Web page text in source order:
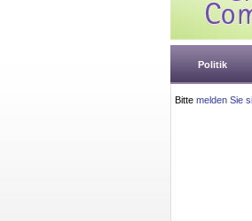
Politik
Bitte melden Sie